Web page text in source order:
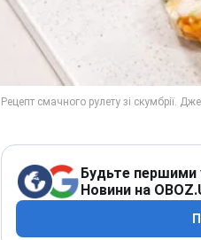
Будьте першими
Новини на